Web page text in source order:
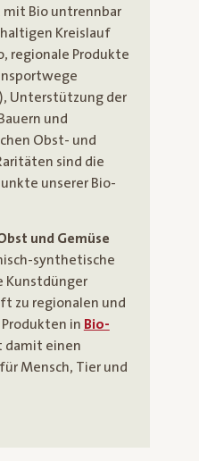
Bio untrennbar
Kreislauf
regionale Produkte
Unterstützung der
und
Obst- und
sind die
unserer Bio-
und Gemüse
synthetische
Kunstdünger
zu regionalen und
in Bio-
damit einen
Mensch, Tier und